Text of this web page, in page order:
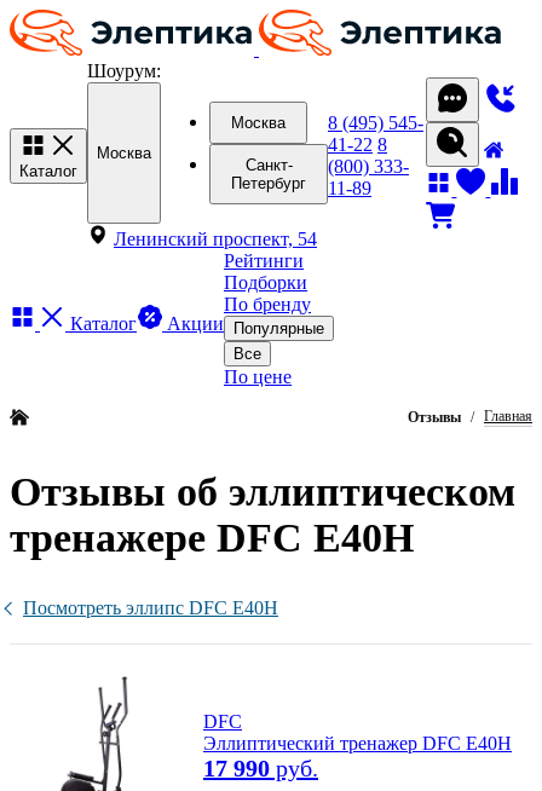
Каталог
Шоурум:
Москва
Москва
Санкт-
Петербург
Ленинский проспект, 54
8 (495) 545-
41-22 8
(800) 333-
11-89
Каталог Акции
Рейтинги
Подборки
По бренду
Популярные
Все
По цене
Главная
Отзывы
Отзывы об эллиптическом
тренажере DFC E40H
Посмотреть эллипс DFC E40H
DFC
Эллиптический тренажер DFC E40H
17 990 руб.